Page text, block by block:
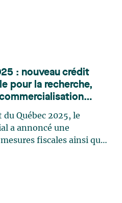
de l’information et
offrant un soutien
: nouveau crédit
pour la recherche,
du Québec 2025, le
a annoncé une
fiscales ainsi que
pour objectif de survoler
apportent